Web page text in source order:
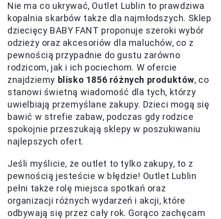
Nie ma co ukrywać, Outlet Lublin to prawdziwa
kopalnia skarbów także dla najmłodszych. Sklep
dziecięcy BABY FANT proponuje szeroki wybór
odzieży oraz akcesoriów dla maluchów, co z
pewnością przypadnie do gustu zarówno
rodzicom, jak i ich pociechom. W ofercie
znajdziemy blisko 1856 różnych produktów, co
stanowi świetną wiadomość dla tych, którzy
uwielbiają przemyślane zakupy. Dzieci mogą się
bawić w strefie zabaw, podczas gdy rodzice
spokojnie przeszukają sklepy w poszukiwaniu
najlepszych ofert.
Jeśli myślicie, że outlet to tylko zakupy, to z
pewnością jesteście w błędzie! Outlet Lublin
pełni także rolę miejsca spotkań oraz
organizacji różnych wydarzeń i akcji, które
odbywają się przez cały rok. Gorąco zachęcam